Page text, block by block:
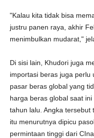
"Kalau kita tidak bisa
justru panen raya, akhir
menimbulkan mudarat,"
Di sisi lain, Khudori juga
importasi beras juga perlu
pasar beras global yang
harga beras global saat
tahun lalu. Angka tersebut
itu menurutnya dipicu
permintaan tinggi dari